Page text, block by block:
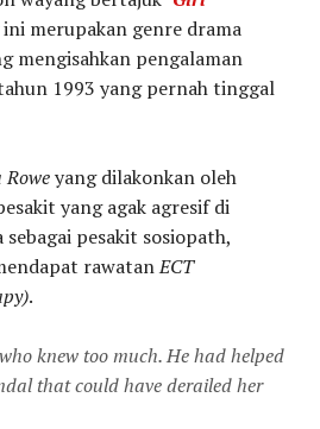
ini merupakan genre drama
mengisahkan pengalaman
1993 yang pernah tinggal
yang dilakonkan oleh
yang agak agresif di
pesakit sosiopath,
rawatanECT
.
knew too much. He had helped
that could have derailed her